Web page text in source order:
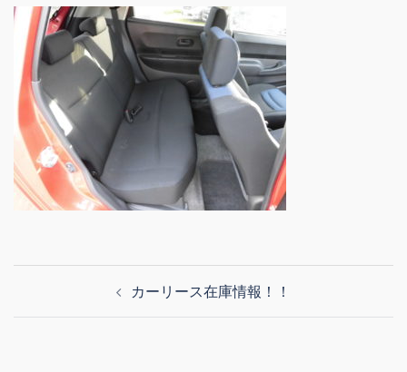
カーリース在庫情報！！